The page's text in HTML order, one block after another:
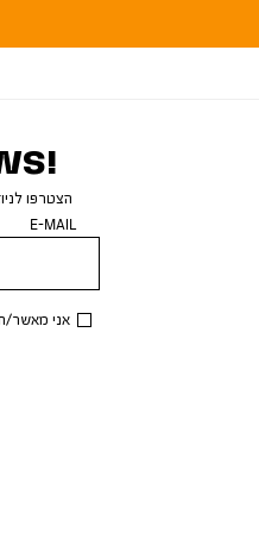
הצטרפו לניוזלטר וקבלו
E-MAIL
אני מאשר/